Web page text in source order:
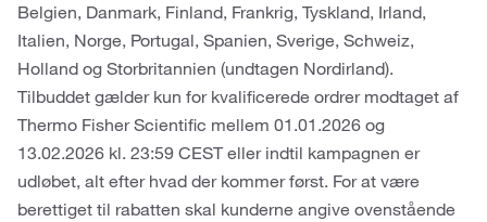
Belgien, Danmark, Finland, Frankrig, Tyskland, Irland,
Italien, Norge, Portugal, Spanien, Sverige, Schweiz,
Holland og Storbritannien (undtagen Nordirland).
Tilbuddet gælder kun for kvalificerede ordrer modtaget af
Thermo Fisher Scientific mellem 01.01.2026 og
13.02.2026 kl. 23:59 CEST eller indtil kampagnen er
udløbet, alt efter hvad der kommer først. For at være
berettiget til rabatten skal kunderne angive ovenstående